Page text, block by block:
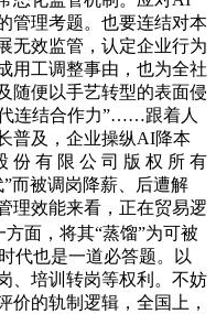
管理考题。也要连结对本
无效监管，认定企业行为
用工调整事由，也为全社
随便以手艺转型的表面侵
连结合作力”……跟着人
普及，企业操纵AI降本
份 有 限 公 司 版 权 所 有
而被调岗降薪、后遭解
理效能来看，正在贸易逻
面，将其“蒸馏”为可被
代也是一道必答题。以
、培训转岗等权利。不妨
价的轨制逻辑，全国上，